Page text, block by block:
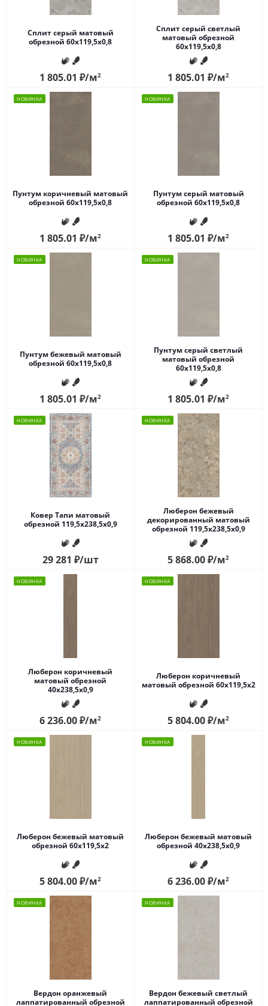
Сплит серый матовый
обрезной 60x119,5x0,8
1 805.01 ₽/м2
Сплит серый светлый
матовый обрезной
60x119,5x0,8
1 805.01 ₽/м2
НОВИНКА
Пунтум коричневый матовый
обрезной 60x119,5x0,8
1 805.01 ₽/м2
НОВИНКА
Пунтум серый матовый
обрезной 60x119,5x0,8
1 805.01 ₽/м2
НОВИНКА
Пунтум бежевый матовый
обрезной 60x119,5x0,8
1 805.01 ₽/м2
НОВИНКА
Пунтум серый светлый
матовый обрезной
60x119,5x0,8
1 805.01 ₽/м2
НОВИНКА
Ковер Тапи матовый
обрезной 119,5x238,5x0,9
29 281 ₽/шт
НОВИНКА
Люберон бежевый
декорированный матовый
обрезной 119,5x238,5x0,9
5 868.00₽/м2
НОВИНКА
Люберон коричневый
матовый обрезной
40x238,5x0,9
6 236.00₽/м2
НОВИНКА
Люберон коричневый
матовый обрезной 60x119,5x2
5 804.00₽/м2
НОВИНКА
Люберон бежевый матовый
обрезной 60x119,5x2
5 804.00₽/м2
НОВИНКА
Люберон бежевый матовый
обрезной 40x238,5x0,9
6 236.00₽/м2
НОВИНКА
Вердон оранжевый
лаппатированный обрезной
НОВИНКА
Вердон бежевый светлый
лаппатированный обрезной